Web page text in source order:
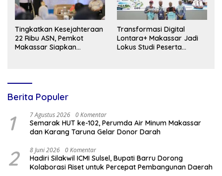
Tingkatkan Kesejahteraan
22 Ribu ASN, Pemkot
Makassar Siapkan
Transformasi Digital
Lontara+ Makassar Jadi
Lokus Studi Peserta
Berita Populer
1 7 Agustus 2026 0 Komentar
Semarak HUT ke-102, Perumda Air Minum Makassar
dan Karang Taruna Gelar Donor Darah
2 8 Juni 2026 0 Komentar
Hadiri Silakwil ICMI Sulsel, Bupati Barru Dorong
Kolaborasi Riset untuk Percepat Pembangunan Daerah